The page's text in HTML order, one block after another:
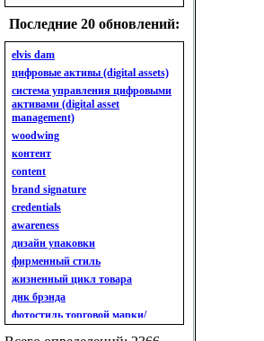
анализ бизнес-портфеля
анализ имиджа
анализ кластерный
анализ конкурентов
анализ кросс-культурных
особенностей
анализ мак кинси «7s»
анализ макросистемы
анализ маркетинговый
анализ рынка
анализ ситуационный
анализ экспертный
индивидуальный
анкета
ассортимент
ассортимент товарный.
планирование товарного
ассортимента
ассортимент. глубина
Последние 20 обновлений:
elvis dam
цифровые активы (digital assets)
система управления цифровыми
активами (digital asset
management)
woodwing
контент
content
brand signature
credentials
awareness
дизайн упаковки
фирменный стиль
жизненный цикл товара
днк брэнда
фотостиль торговой марки/
линейки продукции